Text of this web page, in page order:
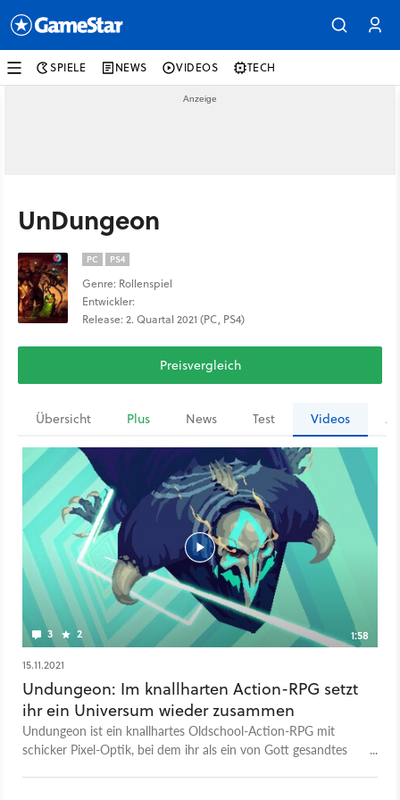
SPIELE NEWS VIDEOS TECH
UnDungeon
PC PS4
Genre: Rollenspiel
Entwickler:
Release: 2. Quartal 2021 (PC, PS4)
Preisvergleich
Übersicht Plus News Test Videos
3 2
1:58
15.11.2021
Undungeon: Im knallharten Action-RPG setzt
ihr ein Universum wieder zusammen
Undungeon ist ein knallhartes Oldschool-Action-RPG mit
schicker Pixel-Optik, bei dem ihr als ein von Gott gesandtes